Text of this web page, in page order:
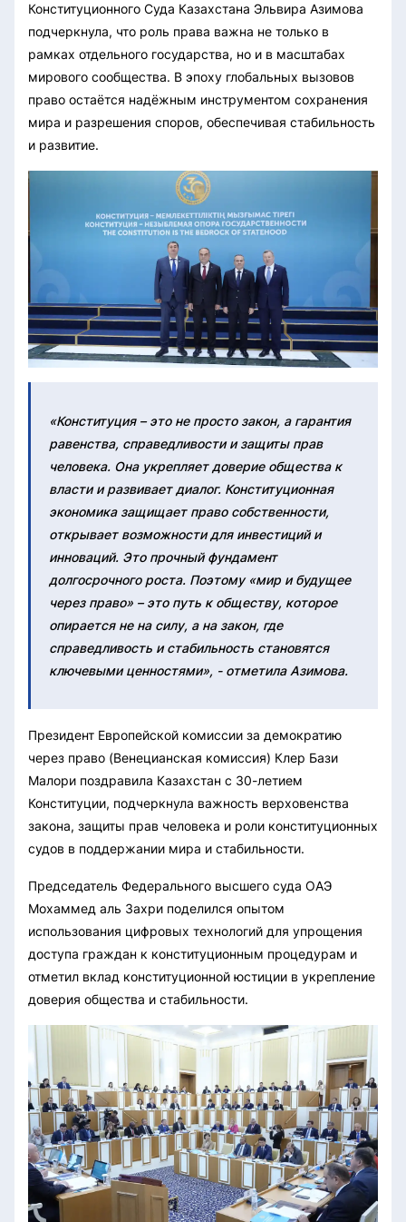
Конституционного Суда Казахстана Эльвира Азимова
подчеркнула, что роль права важна не только в
рамках отдельного государства, но и в масштабах
мирового сообщества. В эпоху глобальных вызовов
право остаётся надёжным инструментом сохранения
мира и разрешения споров, обеспечивая стабильность
и развитие.
«Конституция – это не просто закон, а гарантия
равенства, справедливости и защиты прав
человека. Она укрепляет доверие общества к
власти и развивает диалог. Конституционная
экономика защищает право собственности,
открывает возможности для инвестиций и
инноваций. Это прочный фундамент
долгосрочного роста. Поэтому «мир и будущее
через право» – это путь к обществу, которое
опирается не на силу, а на закон, где
справедливость и стабильность становятся
ключевыми ценностями», - отметила Азимова.
Президент Европейской комиссии за демократию
через право (Венецианская комиссия) Клер Бази
Малори поздравила Казахстан с 30-летием
Конституции, подчеркнула важность верховенства
закона, защиты прав человека и роли конституционных
судов в поддержании мира и стабильности.
Председатель Федерального высшего суда ОАЭ
Мохаммед аль Захри поделился опытом
использования цифровых технологий для упрощения
доступа граждан к конституционным процедурам и
отметил вклад конституционной юстиции в укрепление
доверия общества и стабильности.